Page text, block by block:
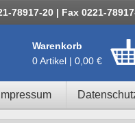
78917-20 | Fax 0221-
Warenkorb
0 Artikel | 0,00 €
Impressum